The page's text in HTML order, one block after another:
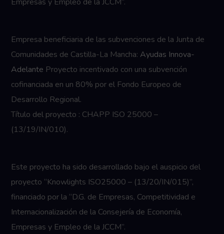
Empresa beneficiaria de las subvenciones de la Junta de
Comunidades de Castilla-La Mancha:Ayudas Innova-
Adelante Proyecto incentivado con una subvención
cofinanciada en un 80% por el Fondo Europeo de
Desarrollo Regional.
Título del proyecto : CHAPP ISO 25000 –
(13/19/IN/010).
Este proyecto ha sido desarrollado bajo el auspicio del
proyecto “Knowlights ISO25000 – (13/20/IN/015)”,
financiado por la “D.G. de Empresas, Competitividad e
Internacionalización de la Consejería de Economía,
Empresas y Empleo de la JCCM”.